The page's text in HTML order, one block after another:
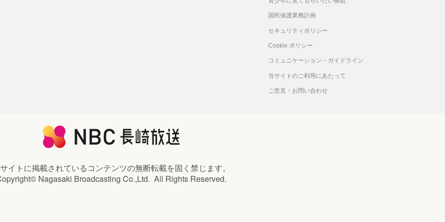
国民保護業務計画
セキュリティポリシー
Cookie ポリシー
コミュニケーション・ガイドライン
当サイトのご利用にあたって
ご意見・お問い合わせ
イトに掲載されているコンテンツの無断転載を固く禁じます。
Nagasaki Broadcasting Co.,Ltd. All Rights Reserved.